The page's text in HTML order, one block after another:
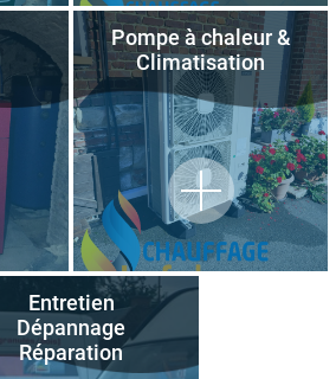
Pompe à chaleur &
Climatisation
Entretien
Dépannage
Réparation